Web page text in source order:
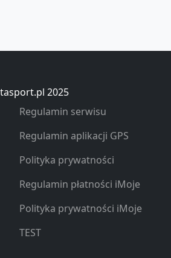
2025
Regulamin serwisu
Regulamin aplikacji GPS
Polityka prywatności
Regulamin płatności iMoje
Polityka prywatności iMoje
TEST